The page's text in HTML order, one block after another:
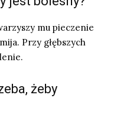
mu pieczenie
Przy głębszych
żeby